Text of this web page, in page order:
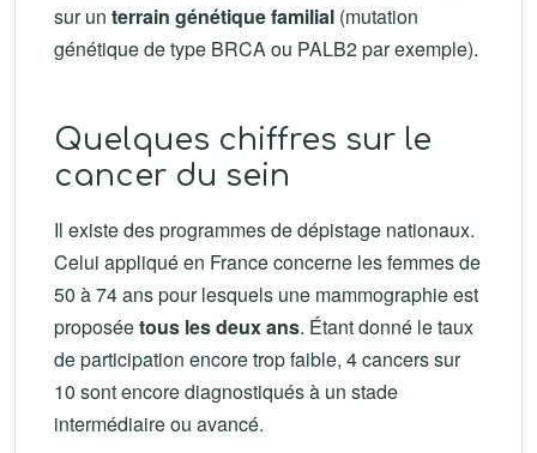
sur un terrain génétique familial (mutation
génétique de type BRCA ou PALB2 par exemple).
Quelques chiffres sur le
cancer du sein
Il existe des programmes de dépistage nationaux.
Celui appliqué en France concerne les femmes de
50 à 74 ans pour lesquels une mammographie est
proposéetous les deux ans. Étant donné le taux
de participation encore trop faible, 4 cancers sur
10 sont encore diagnostiqués à un stade
intermédiaire ou avancé.